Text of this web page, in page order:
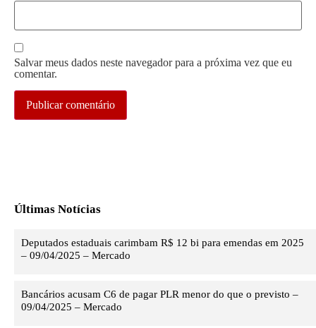
Salvar meus dados neste navegador para a próxima vez que eu
comentar.
Últimas Notícias
Deputados estaduais carimbam R$ 12 bi para emendas em 2025
– 09/04/2025 – Mercado
Bancários acusam C6 de pagar PLR menor do que o previsto –
09/04/2025 – Mercado